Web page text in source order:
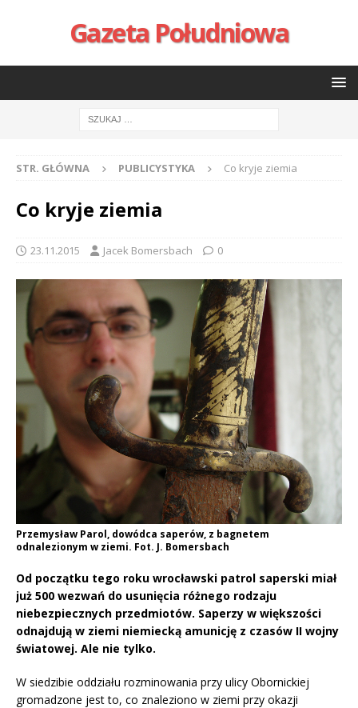
Gazeta Południowa
STR. GŁÓWNA PUBLICYSTYKA Co kryje ziemia
Co kryje ziemia
23.11.2015 Jacek Bomersbach 0
Przemysław Parol, dowódca saperów, z bagnetem
odnalezionym w ziemi. Fot. J. Bomersbach
Od początku tego roku wrocławski patrol saperski miał
już 500 wezwań do usunięcia różnego rodzaju
niebezpiecznych przedmiotów. Saperzy w większości
odnajdują w ziemi niemiecką amunicję z czasów II wojny
światowej. Ale nie tylko.
W siedzibie oddziału rozminowania przy ulicy Obornickiej
gromadzone jest to, co znaleziono w ziemi przy okazji